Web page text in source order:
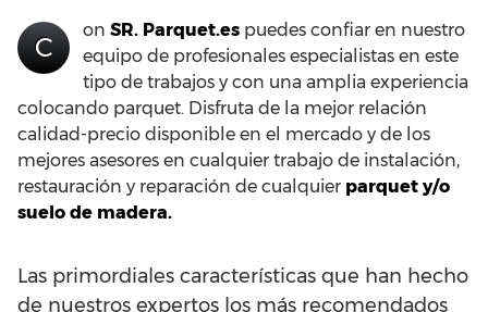
C
on SR. Parquet.es puedes confiar en nuestro
equipo de profesionales especialistas en este
tipo de trabajos y con una amplia experiencia
colocando parquet. Disfruta de la mejor relación
calidad-precio disponible en el mercado y de los
mejores asesores en cualquier trabajo de instalación,
restauración y reparación de cualquier parquet y/o
suelo de madera.
Las primordiales características que han hecho
de nuestros expertos los más recomendados